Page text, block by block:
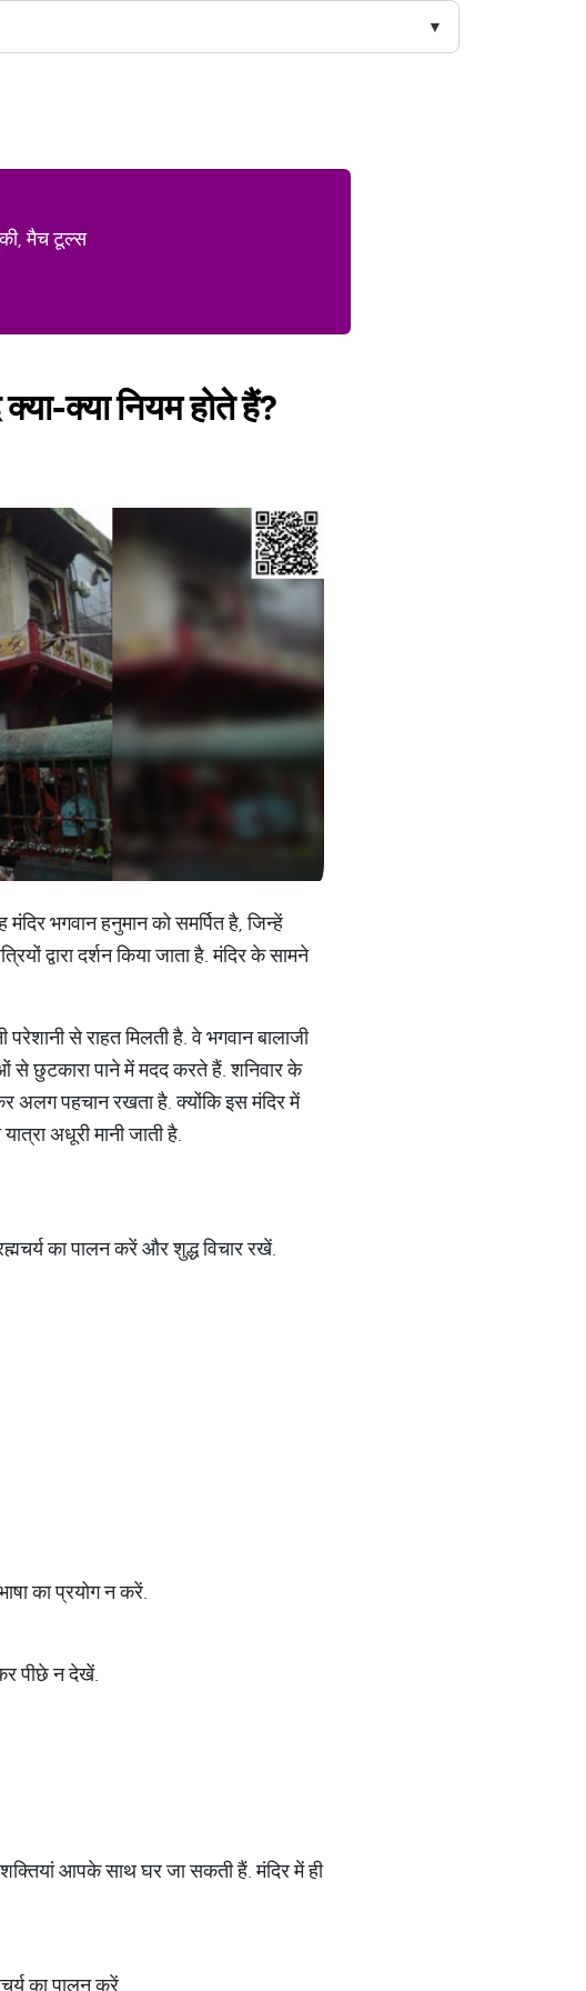
मैच टूल्स
क्या नियम होते हैं?
भगवान हनुमान को समर्पित है, जिन्हें
द्वारा दर्शन किया जाता है. मंदिर के सामने
से राहत मिलती है. वे भगवान बालाजी
से छुटकारा पाने में मदद करते हैं. शनिवार के
अलग पहचान रखता है. क्योंकि इस मंदिर में
अधूरी मानी जाती है.
का पालन करें और शुद्ध विचार रखें.
का प्रयोग न करें.
पीछे न देखें.
शक्तियां आपके साथ घर जा सकती हैं. मंदिर में ही
का पालन करें.